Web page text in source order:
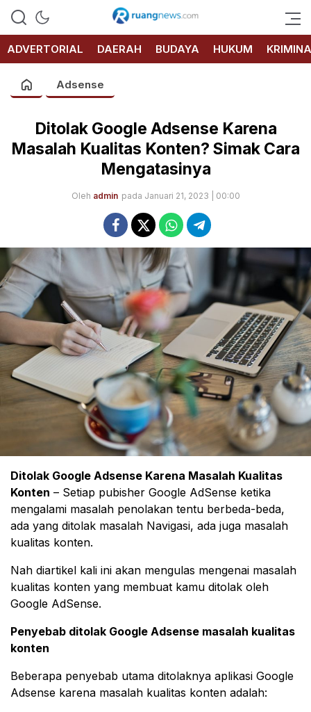
RUANG
NEWS
ADVERTORIAL
DAERAH BUDAYA HUKUM
Adsense
Ditolak Google Adsense Karena
Masalah Kualitas Konten? Simak Cara
Mengatasinya
Oleh admin pada Januari 21, 2023 | 00:00
Ditolak Google Adsense Karena Masalah Kualitas
Konten – Setiap pubisher Google AdSense ketika
mengalami masalah penolakan tentu berbeda-beda,
ada yang ditolak masalah Navigasi, ada juga masalah
kualitas konten.
Nah diartikel kali ini akan mengulas mengenai masalah
kualitas konten yang membuat kamu ditolak oleh
Google AdSense.
Penyebab ditolak Google Adsense masalah kualitas
konten
Beberapa penyebab utama ditolaknya aplikasi Google
Adsense karena masalah kualitas konten adalah: